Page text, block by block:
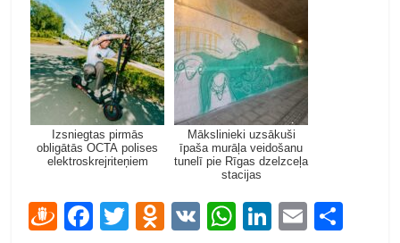
Izsniegtas pirmās
obligātās OCTA polises
elektroskrejriteņiem
Mākslinieki uzsākuši
īpaša murāļa veidošanu
tunelī pie Rīgas dzelzceļa
stacijas
D F T O V W Li E